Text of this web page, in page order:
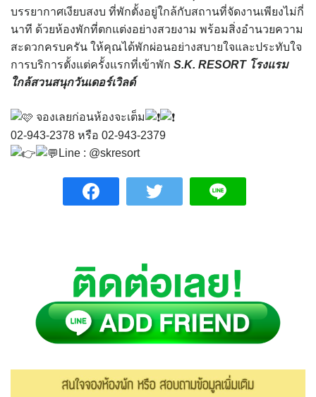
บรรยากาศเงียบสงบ ที่พักตั้งอยู่ใกล้กับสถานที่จัดงานเพียงไม่กี่
นาที ด้วยห้องพักที่ตกแต่งอย่างสวยงาม พร้อมสิ่งอำนวยความ
สะดวกครบครัน ให้คุณได้พักผ่อนอย่างสบายใจและประทับใจ
การบริการตั้งแต่ครั้งแรกที่เข้าพัก S.K. RESORT โรงแรม
ใกล้สวนสนุกวันเดอร์เวิลด์
จองเลยก่อนห้องจะเต็ม
02-943-2378 หรือ 02-943-2379
Line : @skresort